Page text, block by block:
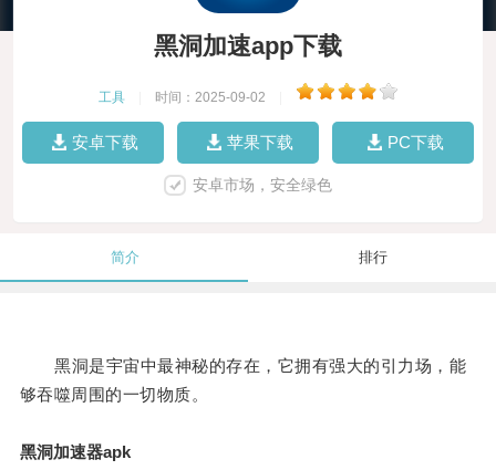
黑洞加速app下载
工具 时间：2025-09-02
安卓下载 苹果下载 PC下载
安卓市场，安全绿色
简介 排行
黑洞是宇宙中最神秘的存在，它拥有强大的引力场，能
够吞噬周围的一切物质。
黑洞加速器apk